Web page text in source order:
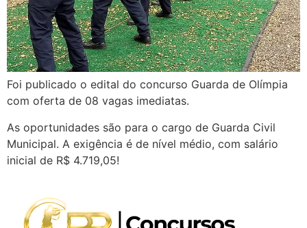
Foi publicado o edital do concurso Guarda de Olímpia
com oferta de 08 vagas imediatas.
As oportunidades são para o cargo de Guarda Civil
Municipal. A exigência é de nível médio, com salário
inicial de R$ 4.719,05!